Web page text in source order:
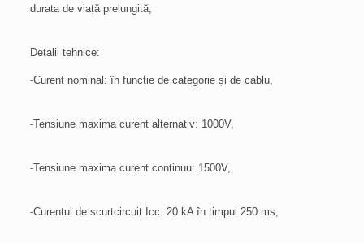
durata de viață prelungită,
Detalii tehnice:
-Curent nominal: în funcție de categorie și de cablu,
-Tensiune maxima curent alternativ: 1000V,
-Tensiune maxima curent continuu: 1500V,
-Curentul de scurtcircuit Icc: 20 kA în timpul 250 ms,